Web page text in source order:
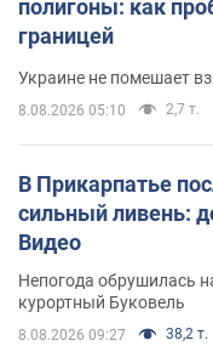
полигоны: как
границей
Украине не помешает
8.08.2026 05:10 2,7 т.
В Прикарпатье
сильный ливень:
Видео
Непогода обрушилась
курортный Буковель
8.08.2026 09:27 38,2 т.